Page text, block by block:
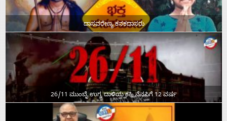
ದಾಸವರೇಣ್ಯ ಕನಕದಾಸರು
26/11 ಮುಂಬೈ ಉಗ್ರ ದಾಳಿಯ ಕಹಿ ನೆನಪಿಗೆ 12 ವರ್ಷ